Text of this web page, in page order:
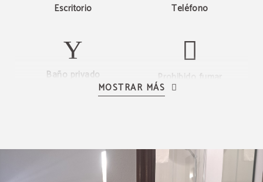
Escritorio Teléfono
Baño privado Prohibido fumar
MOSTRAR MÁS